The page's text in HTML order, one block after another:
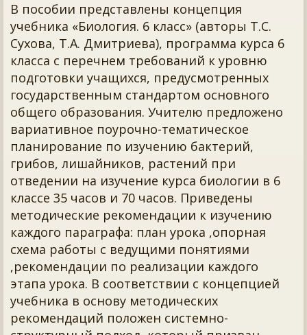
В пособии представлены концепция
учебника «Биология. 6 класс» (авторы Т.С.
Сухова, Т.А. Дмитриева), программа курса 6
класса с перечнем требований к уровню
подготовки учащихся, предусмотренных
государственным стандартом основного
общего образования. Учителю предложено
вариативное поурочно-тематическое
планирование по изучению бактерий,
грибов, лишайников, растений при
отведении на изучение курса биологии в 6
классе 35 часов и 70 часов. Приведены
методические рекомендации к изучению
каждого параграфа: план урока ,опорная
схема работы с ведущими понятиями
,рекомендации по реализации каждого
этапа урока. В соответствии с концепцией
учебника в основу методических
рекомендаций положен системно-